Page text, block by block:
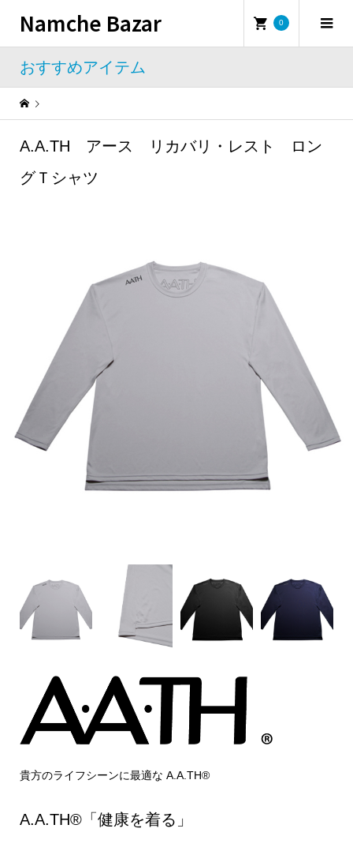
Namche Bazar 0
おすすめアイテム
A.A.TH アース リカバリ・レスト ロン
グＴシャツ
貴方のライフシーンに最適な A.A.TH®
A.A.TH®「健康を着る」